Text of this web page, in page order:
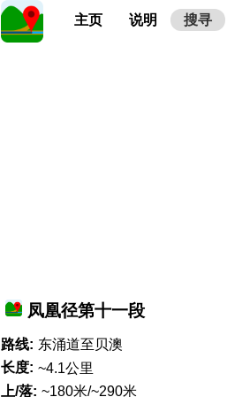
主页 说明 搜寻
凤凰径第十一段
路线: 东涌道至贝澳
长度: ~4.1公里
上/落: ~180米/~290米